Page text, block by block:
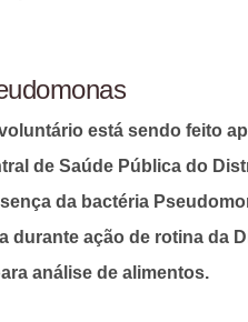
está sendo feito
de Saúde Pública do
da bactéria
durante ação de rotina da
análise de alimentos.